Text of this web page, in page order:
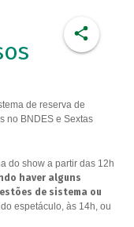
de reserva de
no BNDES e Sextas
do show a partir das 12h
haver alguns
de sistema ou
espetáculo, às 14h, ou